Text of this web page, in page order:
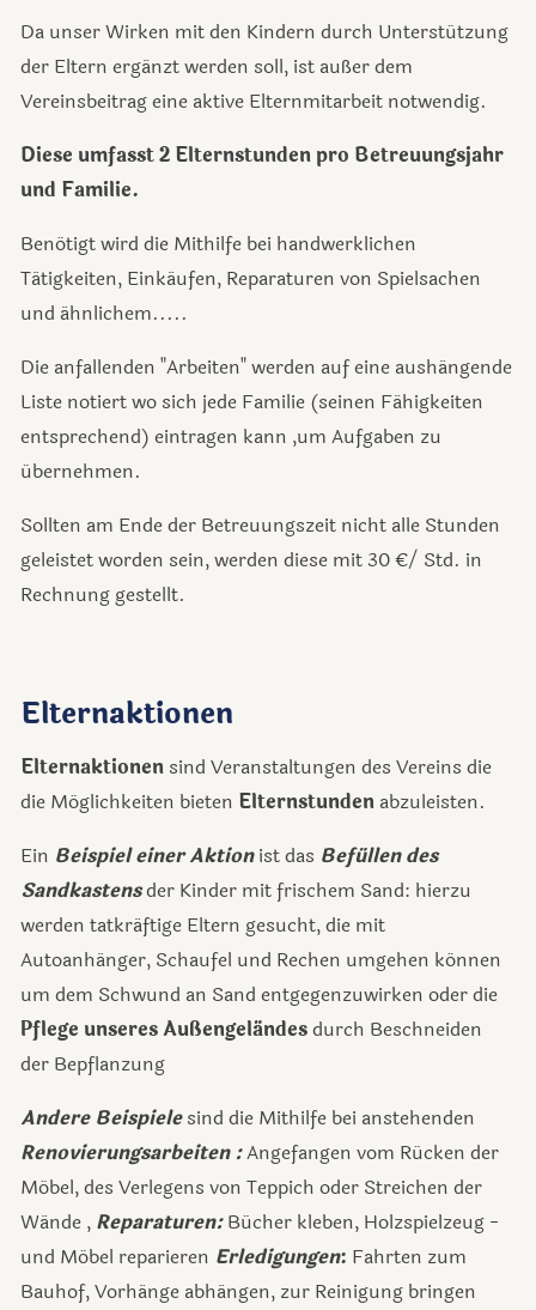
Da unser Wirken mit den Kindern durch Unterstützung
der Eltern ergänzt werden soll, ist außer dem
Vereinsbeitrag eine aktive Elternmitarbeit notwendig.
Diese umfasst 2 Elternstunden pro Betreuungsjahr
und Familie.
Benötigt wird die Mithilfe bei handwerklichen
Tätigkeiten, Einkäufen, Reparaturen von Spielsachen
und ähnlichem.....
Die anfallenden "Arbeiten" werden auf eine aushängende
Liste notiert wo sich jede Familie (seinen Fähigkeiten
entsprechend) eintragen kann ,um Aufgaben zu
übernehmen.
Sollten am Ende der Betreuungszeit nicht alle Stunden
geleistet worden sein, werden diese mit 30 €/ Std. in
Rechnung gestellt.
Elternaktionen
Elternaktionen sind Veranstaltungen des Vereins die
die Möglichkeiten bieten Elternstunden abzuleisten.
Ein Beispiel einer Aktionist das Befüllen des
Sandkastensder Kinder mit frischem Sand: hierzu
werden tatkräftige Eltern gesucht, die mit
Autoanhänger, Schaufel und Rechen umgehen können
um dem Schwund an Sand entgegenzuwirken oder die
Pflege unseres Außengeländesdurch Beschneiden
der Bepflanzung
AndereBeispielesind die Mithilfe bei anstehenden
Renovierungsarbeiten :Angefangen vom Rücken der
Möbel, des Verlegens von Teppich oder Streichen der
Wände , Reparaturen:Bücher kleben, Holzspielzeug -
und Möbel reparieren Erledigungen: Fahrten zum
Bauhof, Vorhänge abhängen, zur Reinigung bringen